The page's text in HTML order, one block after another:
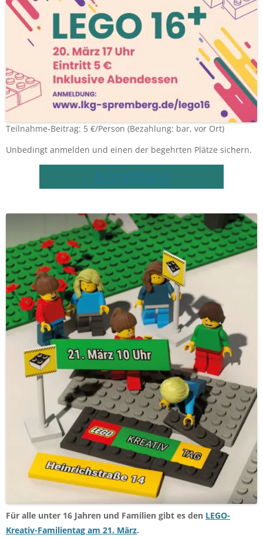
Teilnahme-Beitrag: 5 €/Person (Bezahlung: bar, vor Ort)
Unbedingt anmelden und einen der begehrten Plätze sichern.
Anmeldung
Für alle unter 16 Jahren und Familien gibt es den LEGO-
Kreativ-Familientag am 21. März.